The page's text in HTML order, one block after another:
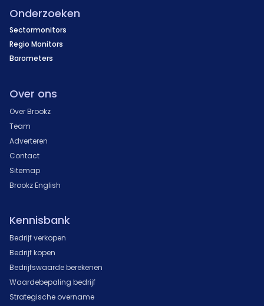
Onderzoeken
Sectormonitors
Regio Monitors
Barometers
Over ons
Over Brookz
Team
Adverteren
Contact
Sitemap
Brookz English
Kennisbank
Bedrijf verkopen
Bedrijf kopen
Bedrijfswaarde berekenen
Waardebepaling bedrijf
Strategische overname